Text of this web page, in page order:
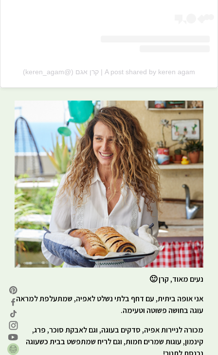
נעים מאוד, קרן 🙂
אני אופה ביתית, עם דחף בלתי נשלט לאפיה, שמתעלפת למראה
עוגה בחושה פשוטה וטעימה.
מכורה לניירות אפיה, סדקים בעוגה, וגם לאבקת סוכר, פרג,
קינמון, עוגות שמרים חמות, וגם לריח שמתפשט בבית כשעוגה
A post shared by keren agam | קרן אגם (@keren_agam)